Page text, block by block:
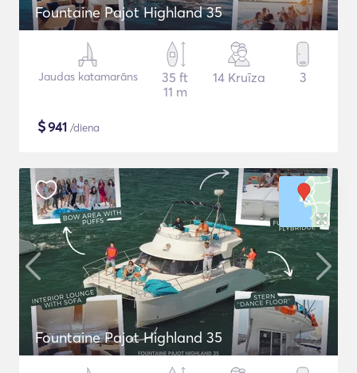
Fountaine Pajot Highland 35
Jaudas katamarāns
35 ft
11 m
14 Kruīza 3
$941 /diena
Fountaine Pajot Highland 35